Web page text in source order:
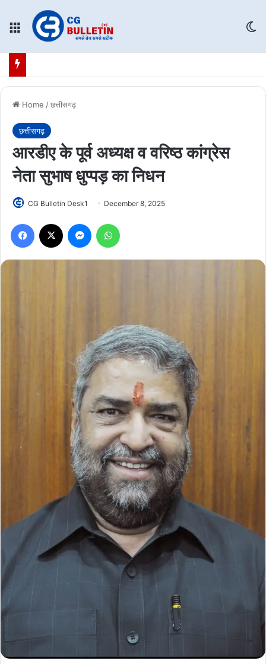
Menu
Home /छत्तीसगढ़
छत्तीसगढ़
आरडीए के पूर्व अध्यक्ष व वरिष्ठ कांग्रेस
नेता सुभाष धुप्पड़ का निधन
CG Bulletin Desk1 December 8, 2025
Facebook Messenger